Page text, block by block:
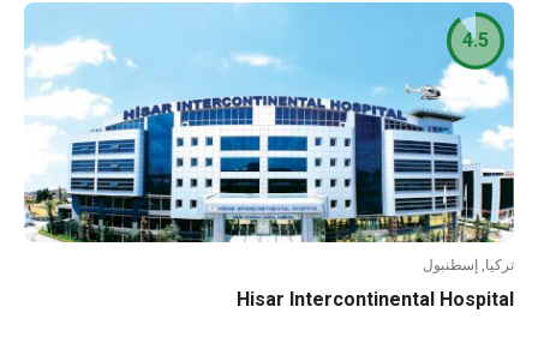
تركيا, إسطنبول
Hisar Intercontinental Hospital
4.5